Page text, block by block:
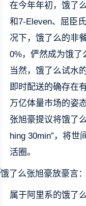
在今年年初，饿了
和7-Eleven、屈臣
况下，饿了么的非
0%，俨然成为饿了
当然，饿了么试水
即时配送的确存在
万亿体量市场的姿
张旭豪提议将饿了
hing 30min”，将世
活圈。
属于阿里系的饿了